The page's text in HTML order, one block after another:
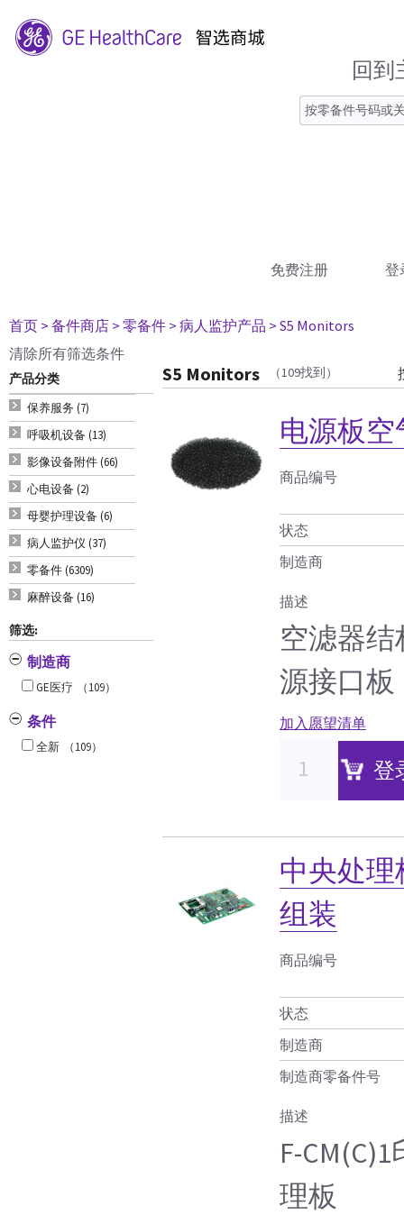
回到
免费注册 登
首页 > 备件商店 > 零备件 > 病人监护产品 > S5 Monitors
清除所有筛选条件
产品分类
保养服务 (7)
呼吸机设备 (13)
影像设备附件 (66)
心电设备 (2)
母婴护理设备 (6)
病人监护仪 (37)
零备件 (6309)
麻醉设备 (16)
筛选:
制造商
GE医疗 （109）
条件
全新 （109）
S5 Monitors （109找到）
电源板
商品编号
状态
制造商
描述
空滤器结
源接口板
加入愿望清单
登
中央处理
组装
商品编号
状态
制造商
制造商零备件号
描述
F-
理板